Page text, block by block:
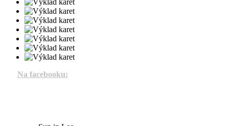
Na facebooku: